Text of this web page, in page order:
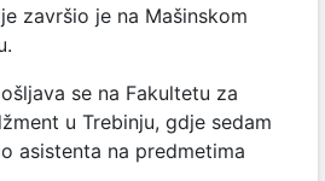
završio je na Mašinskom
se na Fakultetu za
u Trebinju, gdje sedam
asistenta na predmetima